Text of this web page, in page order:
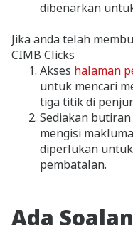
dibenarkan
Jika anda telah
CIMB Clicks
Akses halaman
untuk mencari
tiga titik di
Sediakan
mengisi
diperlukan
pembatalan.
Ada